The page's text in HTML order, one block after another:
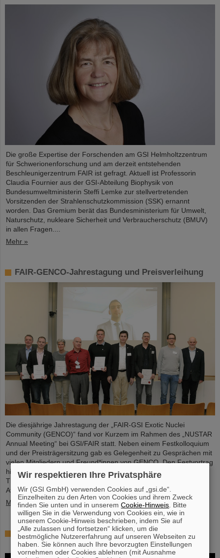
Die große Expertise der Forschenden am GSI Helmholtzzentrum
für Schwerionenforschung und am derzeit entstehenden
Beschleunigerzentrum FAIR ist gefragt. Aktuell ist Professorin
Claudia Fournier aus der GSI-Abteilung Biophysik von
Bundesumweltministerin Steffi Lemke zur stellvertretenden
Vorsitzenden der Strahlenschutzkommission (SSK) ernannt
worden. Das Gremium berät das Bundesministerium für Umwelt,
Naturschutz, nukleare Sicherheit und Verbraucherschutz (BMUV)
in allen Fragen....
Mehr »
FAIR-GENCO-Jahrestagung und Preisverleihung
Die diesjährige Jahrestagung der „FAIR-GSI Exotic Nuclei
Community (GENCO)“ fand vor Kurzem im Rahmen des „NUSTAR
Annual Meeting“ bei GSI/FAIR statt. Neben einem Festkolloquium
und der Preisträgersitzung gab es Gelegenheit zu Gesprächen mit
vielen Mitgliedern und Freund*innen von GENCO. Den Festvortrag
hielt Professor em. Juha Äystö (Univ. Jyväskylä, Finnland) zum
Thema „Präzisionsexperimente mit gestoppten exotischen
Atomkernen“.
Mehr »
Mit Schwerionentherapie gegen Leber- und
Lungenkrebs
Wir respektieren Ihre Privatsphäre
Wir (GSI GmbH) verwenden Cookies auf „gsi.de“.
Einzelheiten zu den Arten von Cookies und ihrem Zweck
finden Sie unten und in unseremCookie-Hinweis . Bitte
willigen Sie in die Verwendung von Cookies ein, wie in
unserem Cookie-Hinweis beschrieben, indem Sie auf
„Alle zulassen und fortsetzen“ klicken, um die
bestmögliche Nutzererfahrung auf unseren Webseiten zu
haben. Sie können auch Ihre bevorzugten Einstellungen
vornehmen oder Cookies ablehnen (mit Ausnahme